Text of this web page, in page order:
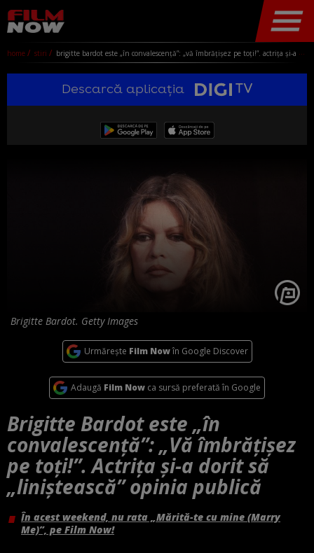
home stiri brigitte bardot este „în convalescenţă”: „vă îmbrăţişez pe toţi!”. actrița şi-a dorit să „liniştească” opinia publică
Descarcă aplicația
Brigitte Bardot. Getty Images
Urmărește Film Nowîn Google Discover
Adaugă Film Now ca sursă preferată în Google
Brigitte Bardot este „în
convalescenţă”: „Vă îmbrăţişez
pe toţi!”. Actrița şi-a dorit să
„liniştească” opinia publică
În acest weekend, nu rata „Mărită-te cu mine (Marry
Me)”, pe Film Now!